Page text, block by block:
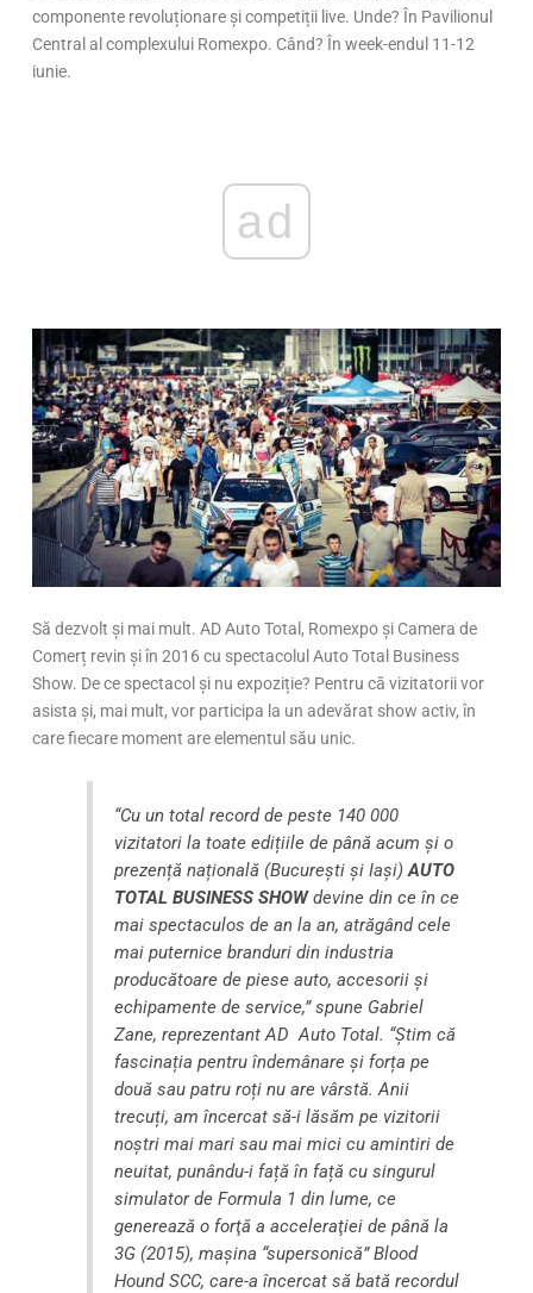
componente revoluționare și competiții live. Unde? În Pavilionul
Central al complexului Romexpo. Când? În week-endul 11-12
iunie.
ad
Să dezvolt și mai mult. AD Auto Total, Romexpo și Camera de
Comerț revin și în 2016 cu spectacolul Auto Total Business
Show. De ce spectacol și nu expoziție? Pentru că vizitatorii vor
asista și, mai mult, vor participa la un adevărat show activ, în
care fiecare moment are elementul său unic.
“Cu un total record de peste 140 000
vizitatori la toate edițiile de până acum și o
prezență națională (București și Iași) AUTO
TOTAL BUSINESS SHOWdevine din ce în ce
mai spectaculos de an la an, atrăgând cele
mai puternice branduri din industria
producătoare de piese auto, accesorii și
echipamente de service,” spune Gabriel
Zane, reprezentant AD Auto Total. “Știm că
fascinația pentru îndemânare și forța pe
două sau patru roți nu are vârstă. Anii
trecuți, am încercat să-i lăsăm pe vizitorii
noștri mai mari sau mai mici cu amintiri de
neuitat, punându-i față în față cu singurul
simulator de Formula 1 din lume, ce
generează o forţă a acceleraţiei de până la
3G (2015), maşina “supersonică” Blood
Hound SCC, care-a încercat să bată recordul